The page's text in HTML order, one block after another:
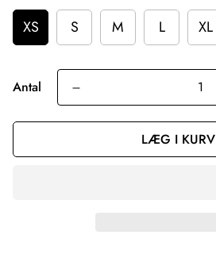
XS S M L XL
Antal
LÆG I KURV